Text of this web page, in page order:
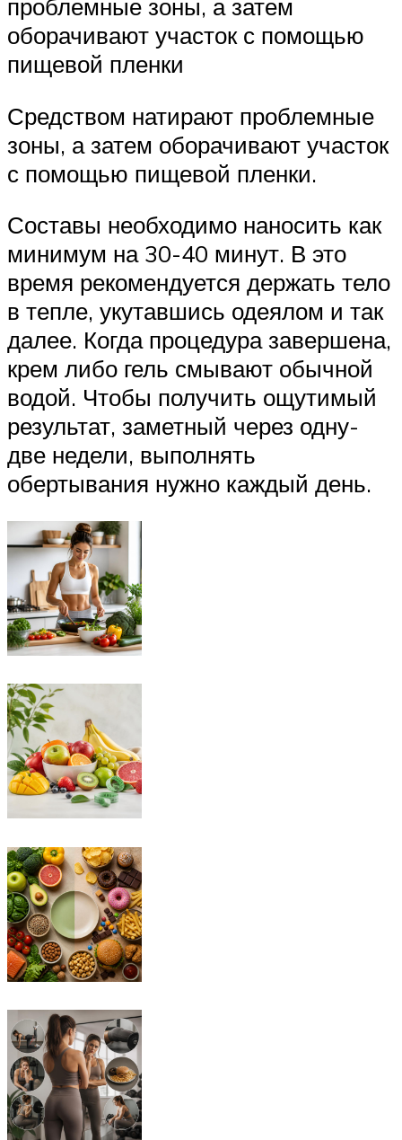
проблемные зоны, а затем
оборачивают участок с помощью
пищевой пленки
Средством натирают проблемные
зоны, а затем оборачивают участок
с помощью пищевой пленки.
Составы необходимо наносить как
минимум на 30-40 минут. В это
время рекомендуется держать тело
в тепле, укутавшись одеялом и так
далее. Когда процедура завершена,
крем либо гель смывают обычной
водой. Чтобы получить ощутимый
результат, заметный через одну-
две недели, выполнять
обертывания нужно каждый день.